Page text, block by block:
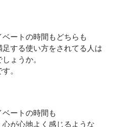
ートの時間もどちらも
する使い方をされてる人は
ょうか。
。
ートの時間も
が心地よく感じるような